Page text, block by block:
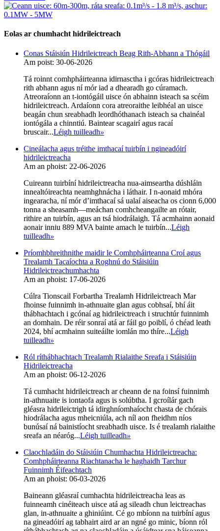
Eolas ar chumhacht hidrileictreach
Conas Stáisiún Hidrileictreach Beag Rith-Abhann a Thógáil
Am poist: 30-06-2026
Tá roinnt comhpháirteanna idirnasctha i gcóras hidrileictreach
rith abhann agus ní mór iad a dhearadh go cúramach.
Atreoraíonn an t-iontógáil uisce ón abhainn isteach sa scéim
hidrileictreach. Ardaíonn cora atreoraithe leibhéal an uisce
beagán chun sreabhadh leordhóthanach isteach sa chainéal
iontógála a chinntiú. Baintear scagairí agus racaí
bruscair...Léigh tuilleadh»
Cineálacha agus tréithe imthacaí tuirbín i ngineadóirí
hidrileictreacha
Am an phoist: 22-06-2026
Cuireann tuirbíní hidrileictreacha nua-aimseartha dúshláin
innealtóireachta neamhghnácha i láthair. I n-aonaid mhóra
ingearacha, ní mór d’imthacaí sá ualaí aiseacha os cionn 6,000
tonna a sheasamh—meáchan comhcheangailte an rótair,
rithire an tuirbín, agus an tsá hiodrálaigh. Tá acmhainn aonaid
aonair inniu 889 MVA bainte amach le tuirbín...Léigh
tuilleadh»
Príomhbhreithnithe maidir le Comhpháirteanna Croí agus
Trealamh Tacaíochta a Roghnú do Stáisiúin
Hidrileictreachumhachta
Am an phoist: 17-06-2026
Cúlra Tionscail Forbartha Trealamh Hidrileictreach Mar
fhoinse fuinnimh in-athnuaite glan agus cobhsaí, bhí áit
thábhachtach i gcónaí ag hidrileictreach i struchtúr fuinnimh
an domhain. De réir sonraí atá ar fáil go poiblí, ó chéad leath
2024, bhí acmhainn suiteáilte iomlán mo thíre...Léigh
tuilleadh»
Ról ríthábhachtach Trealamh Rialaithe Sreafa i Stáisiúin
Hidrileictreacha
Am an phoist: 06-12-2026
Tá cumhacht hidrileictreach ar cheann de na foinsí fuinnimh
in-athnuaite is iontaofa agus is solúbtha. I gcroílár gach
gléasra hidrileictrigh tá idirghníomhaíocht chasta de chórais
hiodrálacha agus mheicniúla, ach níl aon fheidhm níos
bunúsaí ná bainistíocht sreabhadh uisce. Is é trealamh rialaithe
sreafa an néaróg...Léigh tuilleadh»
Claochladáin do Stáisiúin Chumhachta Hidrileictreacha:
Comhpháirteanna Riachtanacha le haghaidh Tarchur
Fuinnimh Éifeachtach
Am an phoist: 06-03-2026
Baineann gléasraí cumhachta hidrileictreacha leas as
fuinneamh cinéiteach uisce atá ag sileadh chun leictreachas
glan, in-athnuaite a ghiniúint. Cé go mbíonn na tuirbíní agus
na gineadóirí ag tabhairt aird ar an ngné go minic, bíonn ról